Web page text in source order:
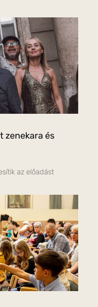
zenekara és
az előadást